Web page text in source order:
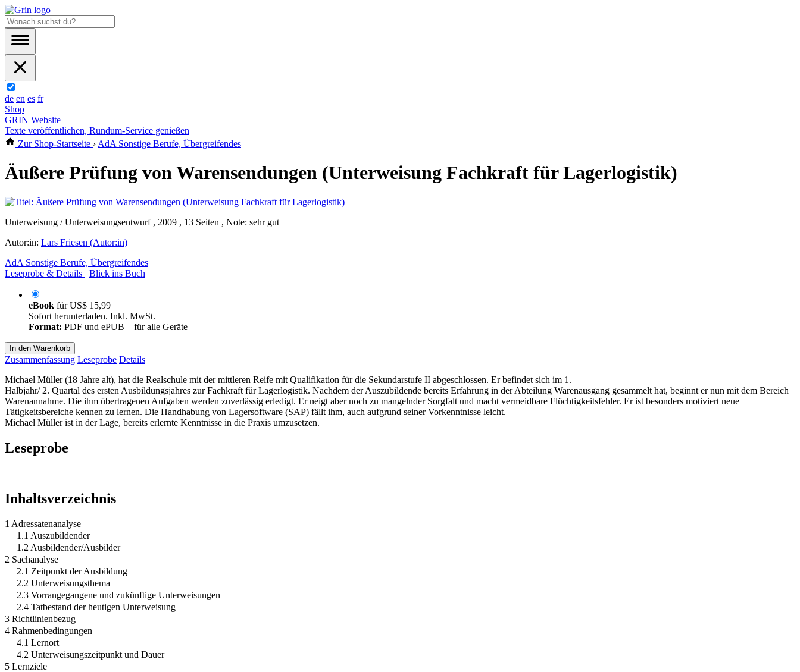
de en es fr
Shop
GRIN Website
Texte veröffentlichen, Rundum-Service genießen
Zur Shop-Startseite › AdA Sonstige Berufe, Übergreifendes
Äußere Prüfung von Warensendungen (Unterweisung Fachkraft für Lagerlogistik)
Unterweisung / Unterweisungsentwurf , 2009 , 13 Seiten , Note: sehr gut
Autor:in: Lars Friesen (Autor:in)
AdA Sonstige Berufe, Übergreifendes
Leseprobe & Details
Blick ins Buch
eBook fürUS$ 15,99
Sofort herunterladen. Inkl. MwSt.
Format: PDF und ePUB – für alle Geräte
In den Warenkorb
Zusammenfassung Leseprobe Details
Michael Müller (18 Jahre alt), hat die Realschule mit der mittleren Reife mit Qualifikation für die Sekundarstufe II abgeschlossen. Er befindet sich im 1.
Halbjahr/ 2. Quartal des ersten Ausbildungsjahres zur Fachkraft für Lagerlogistik. Nachdem der Auszubildende bereits Erfahrung in der Abteilung Warenausgang gesammelt hat, beginnt er nun mit dem Bereich
Warenannahme. Die ihm übertragenen Aufgaben werden zuverlässig erledigt. Er neigt aber noch zu mangelnder Sorgfalt und macht vermeidbare Flüchtigkeitsfehler. Er ist besonders motiviert neue
Tätigkeitsbereiche kennen zu lernen. Die Handhabung von Lagersoftware (SAP) fällt ihm, auch aufgrund seiner Vorkenntnisse leicht.
Michael Müller ist in der Lage, bereits erlernte Kenntnisse in die Praxis umzusetzen.
Leseprobe
Inhaltsverzeichnis
1 Adressatenanalyse
1.1 Auszubildender
1.2 Ausbildender/Ausbilder
2 Sachanalyse
2.1 Zeitpunkt der Ausbildung
2.2 Unterweisungsthema
2.3 Vorrangegangene und zukünftige Unterweisungen
2.4 Tatbestand der heutigen Unterweisung
3 Richtlinienbezug
4 Rahmenbedingungen
4.1 Lernort
4.2 Unterweisungszeitpunkt und Dauer
5 Lernziele